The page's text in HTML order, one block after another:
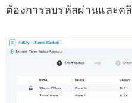
ต้องการลบรหัสผ่านและค